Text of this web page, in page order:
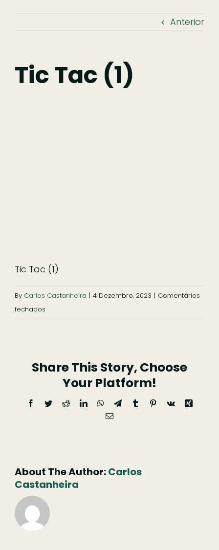
Fazer
Anterior
Tic Tac (1)
Tic Tac (1)
By Carlos Castanheira | 4 Dezembro, 2023 | Comentários
fechados
Share This Story, Choose
Your Platform!
Facebook
TwitterRedditLinkedInWhatsApp
TelegramTumblrPinterest
Vk
Xing
Email
About The Author:Carlos
Castanheira